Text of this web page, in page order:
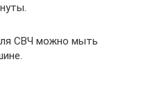
СВЧ можно мыть